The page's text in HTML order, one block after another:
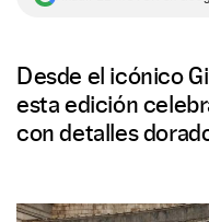
SÍGUENOS
Desde el icónico
esta edición
con detalles